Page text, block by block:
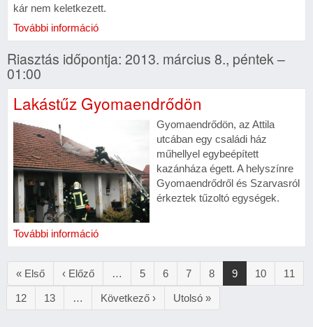
kár nem keletkezett.
További információ
Riasztás időpontja: 2013. március 8., péntek –
01:00
Lakástűz Gyomaendrődön
Gyomaendrődön, az Attila
utcában egy családi ház
műhellyel egybeépített
kazánháza égett. A helyszínre
Gyomaendrődről és Szarvasról
érkeztek tűzoltó egységek.
További információ
Oldalszámozás
Első
oldal
« Első
Előző
oldal
‹ Előző … Oldal
5 Oldal
6 Oldal
7 Oldal
8
Jelenlegi
oldal
9 Oldal
10 Oldal
11
Oldal
12 Oldal
13 …
Következő
oldal
Következő ›
Utolsó
oldal
Utolsó »